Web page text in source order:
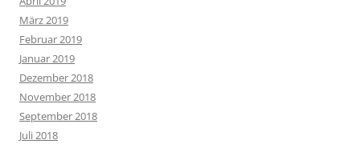
März 2019
Februar 2019
Januar 2019
Dezember 2018
November 2018
September 2018
Juli 2018